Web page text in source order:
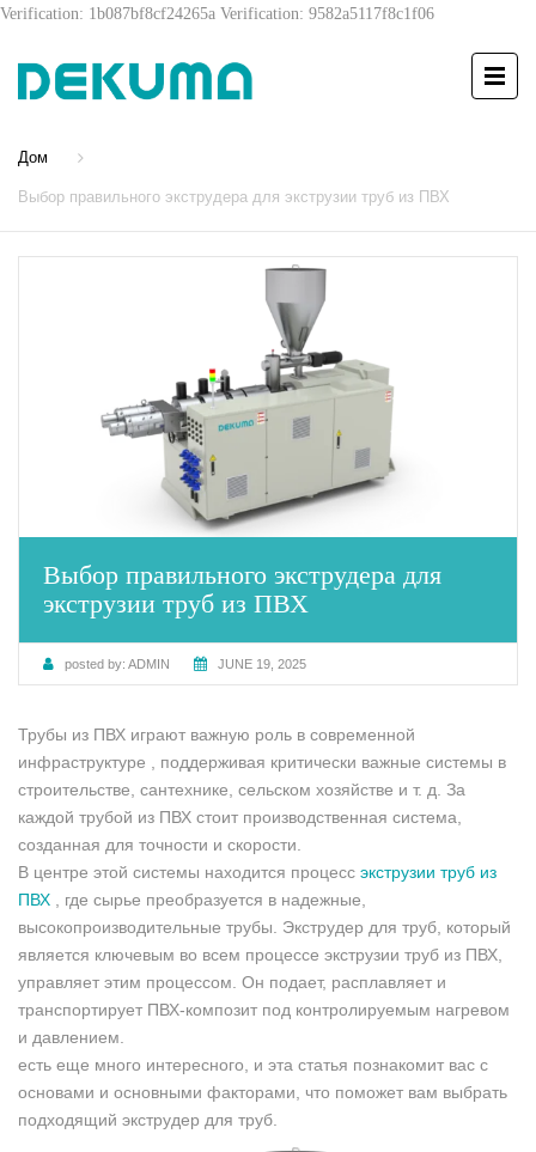
Verification: 1b087bf8cf24265a Verification: 9582a5117f8c1f06
Дом
Выбор правильного экструдера для экструзии труб из ПВХ
Выбор правильного экструдера для
экструзии труб из ПВХ
posted by: ADMIN JUNE 19, 2025
Трубы из ПВХ играют важную роль в современной
инфраструктуре , поддерживая критически важные системы в
строительстве, сантехнике, сельском хозяйстве и т. д. За
каждой трубой из ПВХ стоит производственная система,
созданная для точности и скорости.
В центре этой системы находится процесс экструзии труб из
ПВХ , где сырье преобразуется в надежные,
высокопроизводительные трубы. Экструдер для труб, который
является ключевым во всем процессе экструзии труб из ПВХ,
управляет этим процессом. Он подает, расплавляет и
транспортирует ПВХ-композит под контролируемым нагревом
и давлением.
есть еще много интересного, и эта статья познакомит вас с
основами и основными факторами, что поможет вам выбрать
подходящий экструдер для труб.